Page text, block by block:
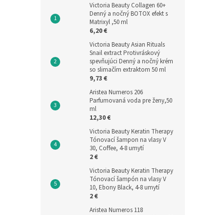
Victoria Beauty Collagen 60+
Denný a nočný BOTOX efekt s
Matrixyl ,50 ml
6,20 €
Victoria Beauty Asian Rituals
Snail extract Protivráskový
spevňujúci Denný a nočný krém
so slimačím extraktom 50 ml
9,73 €
Aristea Numeros 206
Parfumovaná voda pre ženy,50
ml
12,30 €
Victoria Beauty Keratin Therapy
Tónovací šampon na vlasy V
30, Coffee, 4-8 umytí
2 €
Victoria Beauty Keratin Therapy
Tónovací šampón na vlasy V
10, Ebony Black, 4-8 umytí
2 €
Aristea Numeros 118